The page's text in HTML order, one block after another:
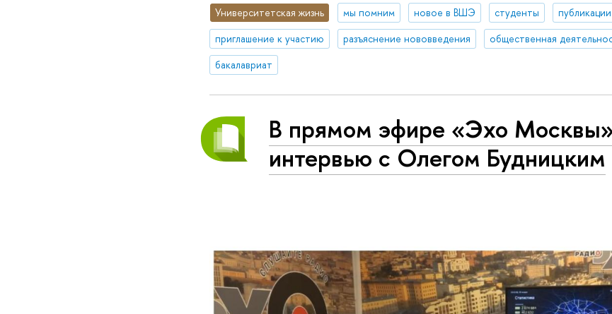
Университетская жизнь мы помним новое в ВШЭ студенты
публикации
приглашение к участию
разъяснение нововведения
общественная
бакалавриат
В прямом эфире «Эхо
интервью с Олегом Будницким